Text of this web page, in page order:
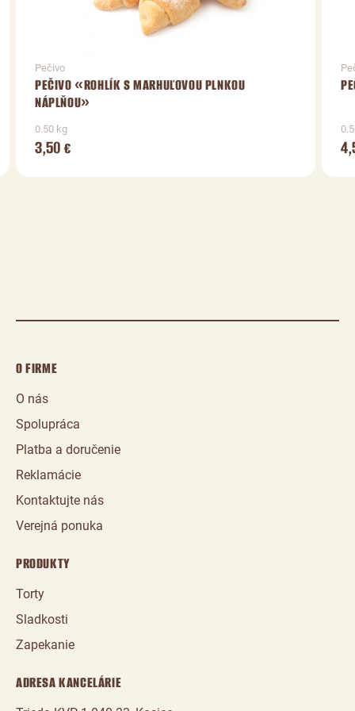
Pečivo
PEČIVO «ROHLÍK S MARHUĽOVOU PLNKOU
NÁPLŇOU»
0.50 kg
3,50€
O FIRME
O nás
Spolupráca
Platba a doručenie
Reklamácie
Kontaktujte nás
Verejná ponuka
PRODUKTY
Torty
Sladkosti
Zapekanie
ADRESA KANCELÁRIE